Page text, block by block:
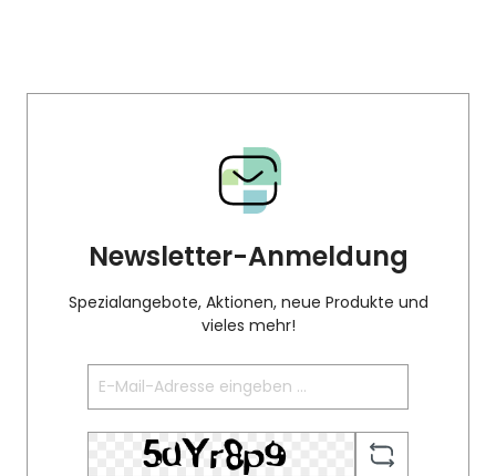
Newsletter-Anmeldung
Spezialangebote, Aktionen, neue Produkte und
vieles mehr!